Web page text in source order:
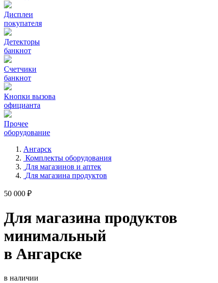
Дисплеи
покупателя
Детекторы
банкнот
Счетчики
банкнот
Кнопки вызова
официанта
Прочее
оборудование
Ангарск
Комплекты оборудования
Для магазинов и аптек
Для магазина продуктов
50 000 ₽
Для магазина продуктов
минимальный
в Ангарске
в наличии